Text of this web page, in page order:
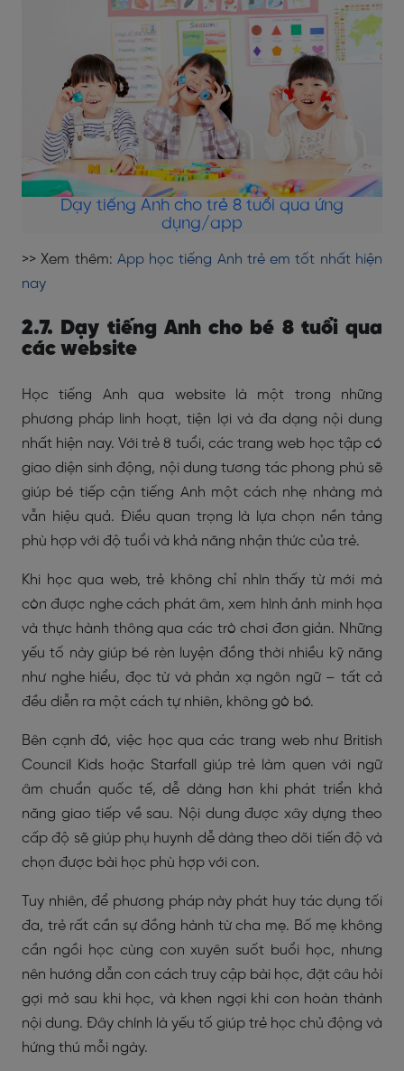
Dạy tiếng Anh cho trẻ 8 tuổi qua ứng
dụng/app
>> Xem thêm: App học tiếng Anh trẻ em tốt nhất hiện
nay
2.7. Dạy tiếng Anh cho bé 8 tuổi qua
các website
Học tiếng Anh qua website là một trong những
phương pháp linh hoạt, tiện lợi và đa dạng nội dung
nhất hiện nay. Với trẻ 8 tuổi, các trang web học tập có
giao diện sinh động, nội dung tương tác phong phú sẽ
giúp bé tiếp cận tiếng Anh một cách nhẹ nhàng mà
vẫn hiệu quả. Điều quan trọng là lựa chọn nền tảng
phù hợp với độ tuổi và khả năng nhận thức của trẻ.
Khi học qua web, trẻ không chỉ nhìn thấy từ mới mà
còn được nghe cách phát âm, xem hình ảnh minh họa
và thực hành thông qua các trò chơi đơn giản. Những
yếu tố này giúp bé rèn luyện đồng thời nhiều kỹ năng
như nghe hiểu, đọc từ và phản xạ ngôn ngữ – tất cả
đều diễn ra một cách tự nhiên, không gò bó.
Bên cạnh đó, việc học qua các trang web như British
Council Kids hoặc Starfall giúp trẻ làm quen với ngữ
âm chuẩn quốc tế, dễ dàng hơn khi phát triển khả
năng giao tiếp về sau. Nội dung được xây dựng theo
cấp độ sẽ giúp phụ huynh dễ dàng theo dõi tiến độ và
chọn được bài học phù hợp với con.
Tuy nhiên, để phương pháp này phát huy tác dụng tối
đa, trẻ rất cần sự đồng hành từ cha mẹ. Bố mẹ không
cần ngồi học cùng con xuyên suốt buổi học, nhưng
nên hướng dẫn con cách truy cập bài học, đặt câu hỏi
gợi mở sau khi học, và khen ngợi khi con hoàn thành
nội dung. Đây chính là yếu tố giúp trẻ học chủ động và
hứng thú mỗi ngày.